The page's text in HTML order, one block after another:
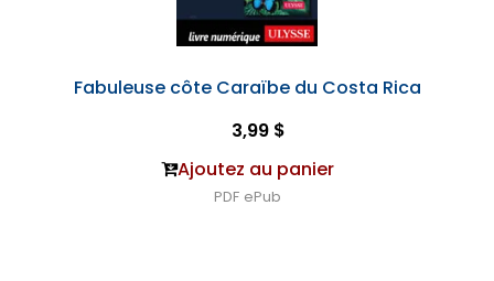
Fabuleuse côte Caraïbe du Costa Rica
3,99 $
Ajoutez au panier
PDF ePub